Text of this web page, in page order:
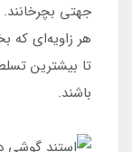
جهتی بچرخانند.
هر زاویه‌ای که
تا بیشترین
باشند.